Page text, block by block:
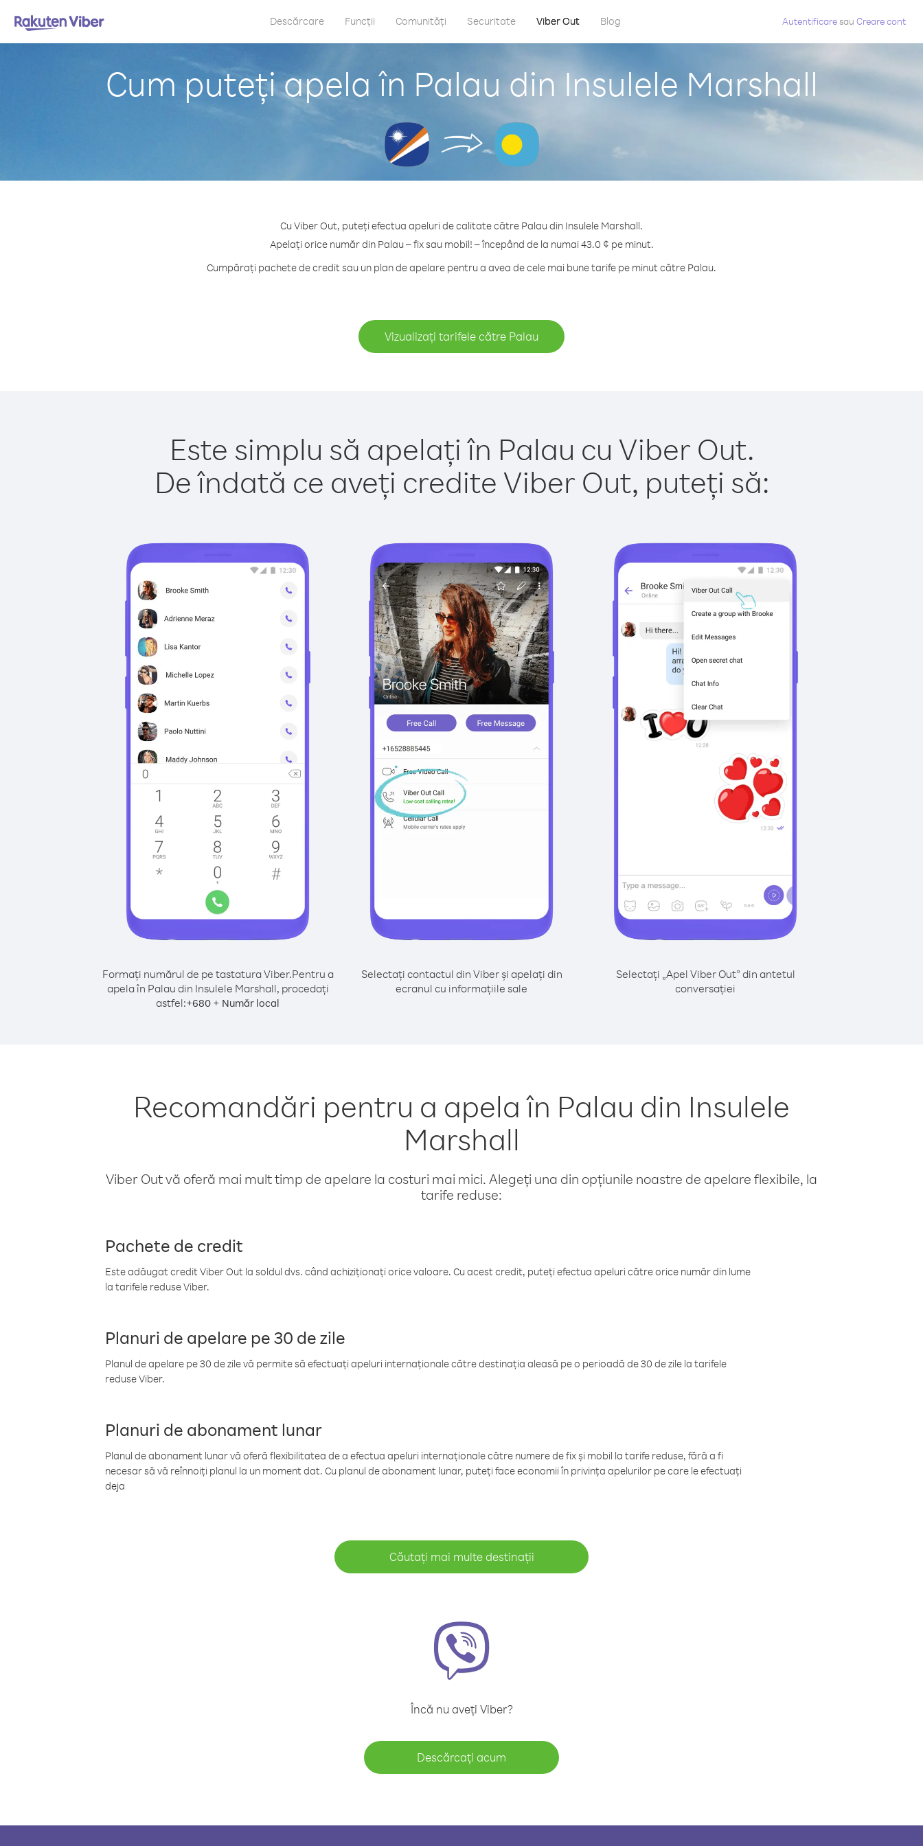
Descărcare Funcții Comunități Securitate Viber Out Blog Autentificaresau Creare cont
Cum puteți apela în Palau din Insulele Marshall
Cu Viber Out, puteți efectua apeluri de calitate către Palau din Insulele Marshall.
Apelați orice număr din Palau – fix sau mobil! – începând de la numai 43.0 ¢ pe minut.
Cumpărați pachete de credit sau un plan de apelare pentru a avea de cele mai bune tarife pe minut către Palau.
Vizualizați tarifele către Palau
Este simplu să apelați în Palau cu Viber Out.
De îndată ce aveți credite Viber Out, puteți să:
Formați numărul de pe tastatura Viber.Pentru a
apela în Palau din Insulele Marshall, procedați
astfel:+680 + Număr local
Selectați contactul din Viber și apelați din
ecranul cu informațiile sale
Selectați „Apel Viber Out” din antetul
conversației
Recomandări pentru a apela în Palau din Insulele
Marshall
Viber Out vă oferă mai mult timp de apelare la costuri mai mici. Alegeți una din opțiunile noastre de apelare flexibile, la
tarife reduse:
Pachete de credit
Este adăugat credit Viber Out la soldul dvs. când achiziționați orice valoare. Cu acest credit, puteți efectua apeluri către orice număr din lume
la tarifele reduse Viber.
Planuri de apelare pe 30 de zile
Planul de apelare pe 30 de zile vă permite să efectuați apeluri internaționale către destinația aleasă pe o perioadă de 30 de zile la tarifele
reduse Viber.
Planuri de abonament lunar
Planul de abonament lunar vă oferă flexibilitatea de a efectua apeluri internaționale către numere de fix și mobil la tarife reduse, fără a fi
necesar să vă reînnoiți planul la un moment dat. Cu planul de abonament lunar, puteți face economii în privința apelurilor pe care le efectuați
deja
Căutați mai multe destinații
Încă nu aveți Viber?
Descărcați acum